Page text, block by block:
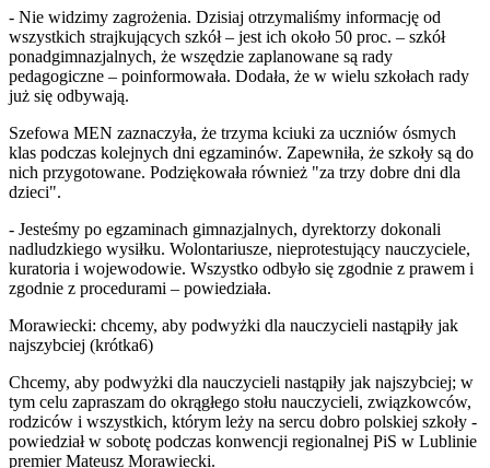
- Nie widzimy zagrożenia. Dzisiaj otrzymaliśmy informację od
wszystkich strajkujących szkół – jest ich około 50 proc. – szkół
ponadgimnazjalnych, że wszędzie zaplanowane są rady
pedagogiczne – poinformowała. Dodała, że w wielu szkołach rady
już się odbywają.
Szefowa MEN zaznaczyła, że trzyma kciuki za uczniów ósmych
klas podczas kolejnych dni egzaminów. Zapewniła, że szkoły są do
nich przygotowane. Podziękowała również "za trzy dobre dni dla
dzieci".
- Jesteśmy po egzaminach gimnazjalnych, dyrektorzy dokonali
nadludzkiego wysiłku. Wolontariusze, nieprotestujący nauczyciele,
kuratoria i wojewodowie. Wszystko odbyło się zgodnie z prawem i
zgodnie z procedurami – powiedziała.
Morawiecki: chcemy, aby podwyżki dla nauczycieli nastąpiły jak
najszybciej (krótka6)
Chcemy, aby podwyżki dla nauczycieli nastąpiły jak najszybciej; w
tym celu zapraszam do okrągłego stołu nauczycieli, związkowców,
rodziców i wszystkich, którym leży na sercu dobro polskiej szkoły -
powiedział w sobotę podczas konwencji regionalnej PiS w Lublinie
premier Mateusz Morawiecki.